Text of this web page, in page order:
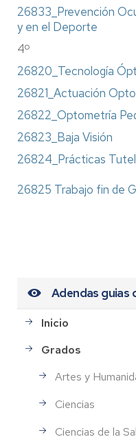
26833_Prevención
y en el Deporte
4º
26820_Tecnología
26821_Actuación
26822_Optometría
26823_Baja Visión
26824_Prácticas
26825 Trabajo fin de
Adendas guias
Inicio
Grados
Artes y
Ciencias
Ciencias de la